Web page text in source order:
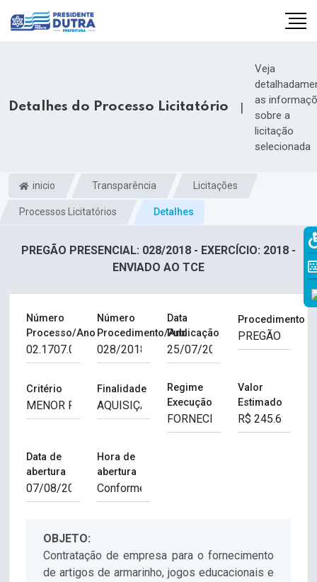
Detalhes do Processo Licitatório |
Veja
as
sobre a
licitação
selecionada
inicio Transparência Licitações
Processos Licitatórios Detalhes
PREGÃO PRESENCIAL: 028/2018 - EXERCÍCIO: 2018 -
ENVIADO AO TCE
Número
Processo/Ano
Número
Procedimento/Ano
Data
Publicação
Procedimento
Critério Finalidade
Regime
Execução
Valor
Estimado
Data de
abertura
Hora de
abertura
OBJETO:
Contratação de empresa para o fornecimento
de artigos de armarinho, jogos educacionais e